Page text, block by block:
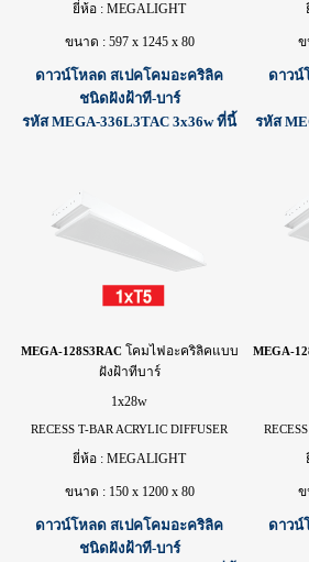
ยี่ห้อ : MEGALIGHT
ขนาด : 597 x 1245 x 80
ดาวน์โหลด สเปคโคมอะคริลิค
ชนิดฝังฝ้าที-บาร์
รหัส MEGA-336L3TAC 3x36w ที่นี้
ข
ดาวน์
รหัส
MEGA-128S3RAC โคมไฟ อะคริลิคแบบ
ฝังฝ้าทีบาร์
1x28w
RECESS T-BAR ACRYLIC DIFFUSER
ยี่ห้อ : MEGALIGHT
ขนาด : 150 x 1200 x 80
ดาวน์โหลด สเปคโคมอะคริลิค
ชนิดฝังฝ้าที-บาร์
MEGA-
ข
ดาวน์